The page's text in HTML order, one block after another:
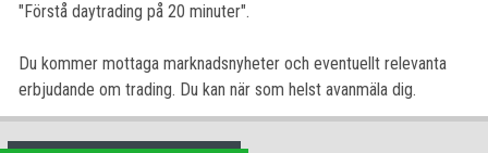
"Förstå daytrading på 20 minuter".
Du kommer mottaga marknadsnyheter och eventuellt relevanta
erbjudande om trading. Du kan när som helst avanmäla dig.